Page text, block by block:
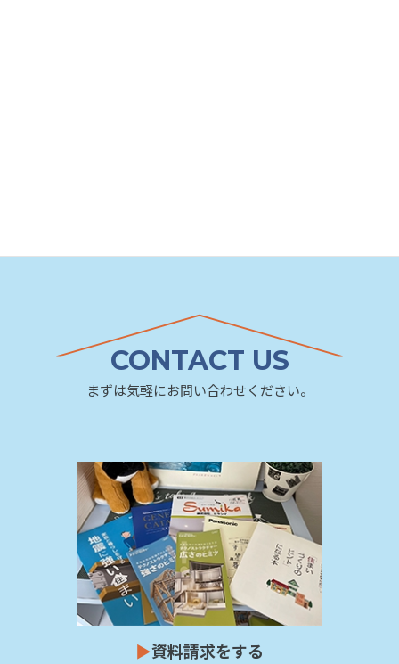
CONTACT US
まずは気軽にお問い合わせください。
▶資料請求をする